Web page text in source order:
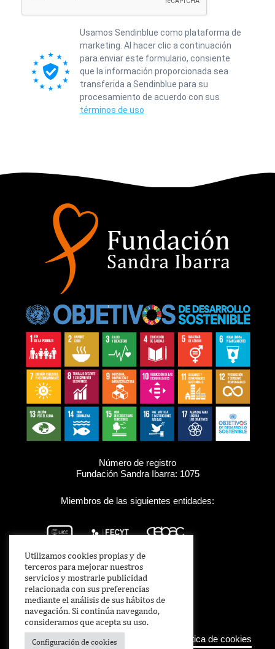
Usamos Sendinblue como plataforma de
marketing. Al hacer clic a continuación
para enviar este formulario, consiente
que la información proporcionada sea
transferida a Sendinblue para su
procesamiento de acuerdo con sus
términos de uso
Número de registro
Fundación Sandra Ibarra: 1075
Miembros de las siguientes entidades:
Aviso legal– Política de Privacidad Política de cookies
Utilizamos cookies propias y de
terceros para mejorar nuestros
servicios y mostrarle publicidad
relacionada con sus preferencias
mediante el análisis de sus hábitos de
navegación. Si continúa navegando,
consideramos que acepta su uso.
Configuración de cookies